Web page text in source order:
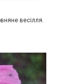
весілля.